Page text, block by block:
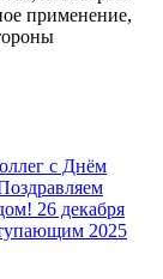
применение,
с Днём
26 декабря
2025